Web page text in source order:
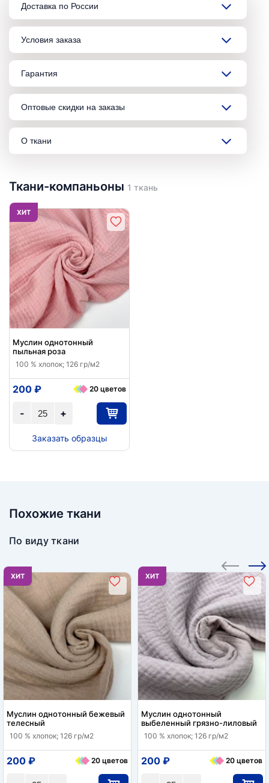
Доставка по России
Условия заказа
Гарантия
Оптовые скидки на заказы
О ткани
Ткани-компаньоны 1 ткань
ХИТ
Муслин однотонный
пыльная роза
100 % хлопок; 126 гр/м2
+
-
200 ₽ 20 цветов
Заказать образцы
Похожие ткани
По виду ткани
ХИТ
Муслин однотонный бежевый
телесный
100 % хлопок; 126 гр/м2
200 ₽ 20 цветов
ХИТ
Муслин однотонный
выбеленный грязно-лиловый
100 % хлопок; 126 гр/м2
200 ₽ 20 цветов